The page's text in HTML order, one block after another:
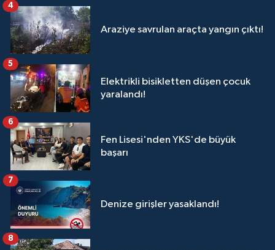
Araziye savrulan araçta yangın çıktı!
4
Elektrikli bisikletten düşen çocuk
yaralandı!
5
Fen Lisesi'nden YKS'de büyük
başarı
6
Denize girişler yasaklandı!
7
8